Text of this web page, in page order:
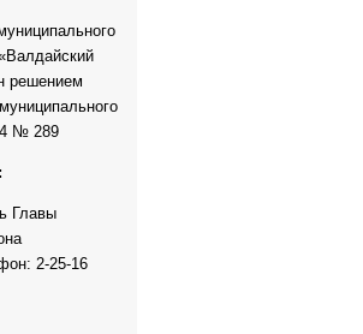
решением
№ 289
Главы
2-25-16